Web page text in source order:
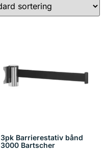
3pk Barrierestativ bånd
3000 Bartscher